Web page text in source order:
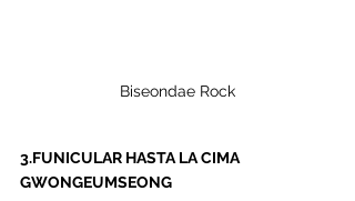
Biseondae Rock
3.FUNICULAR HASTA LA CIMA
GWONGEUMSEONG